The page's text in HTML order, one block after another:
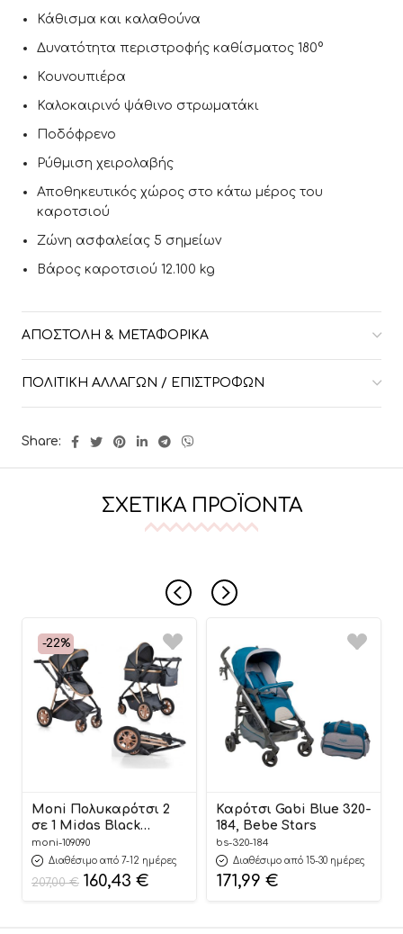
Κάθισμα και καλαθούνα
Δυνατότητα περιστροφής καθίσματος 180°
Κουνουπιέρα
Καλοκαιρινό ψάθινο στρωματάκι
Ποδόφρενο
Ρύθμιση χειρολαβής
Αποθηκευτικός χώρος στο κάτω μέρος του
καροτσιού
Ζώνη ασφαλείας 5 σημείων
Βάρος καροτσιού 12.100 kg
ΑΠΟΣΤΟΛΉ & ΜΕΤΑΦΟΡΙΚΆ
ΠΟΛΙΤΙΚΉ ΑΛΛΑΓΏΝ / ΕΠΙΣΤΡΟΦΏΝ
Share:
ΣΧΕΤΙΚΆ ΠΡΟΪΌΝΤΑ
-22%
Moni Πολυκαρότσι 2
σε 1 Midas Black
3800146235796
moni-109090
Διαθέσιμο από 7-12 ημέρες
207,00€ 160,43 €
Καρότσι Gabi Blue 320-
184, Bebe Stars
bs-320-184
Διαθέσιμο από 15-30 ημέρες
171,99 €